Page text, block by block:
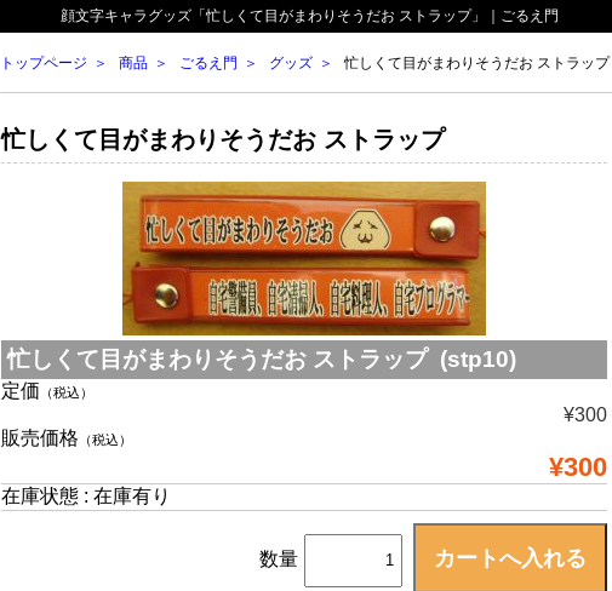
顔文字キャラグッズ「忙しくて目がまわりそうだお ストラップ」｜ごるえ門
トップページ 商品 ごるえ門 グッズ 忙しくて目がまわりそうだお ストラップ
忙しくて目がまわりそうだお ストラップ
忙しくて目がまわりそうだお ストラップ (stp10)
定価 （税込）
¥300
販売価格 （税込）
¥300
在庫状態 : 在庫有り
数量